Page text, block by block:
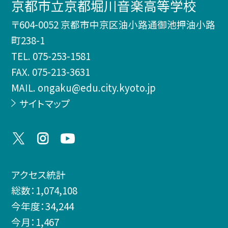
京都市立京都堀川音楽高等学校
〒604-0052 京都市中京区油小路通御池押油小路
町238-1
TEL. 075-253-1581
FAX. 075-213-3631
MAIL. ongaku@edu.city.kyoto.jp
サイトマップ
アクセス統計
総数： 1,074,108
今年度：34,244
今月： 1,467